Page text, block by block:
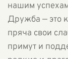
нашим
Дружба — это
пряча свои
примут и